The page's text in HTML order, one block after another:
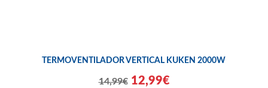
TERMOVENTILADOR VERTICAL KUKEN 2000W
14,99€ 12,99€